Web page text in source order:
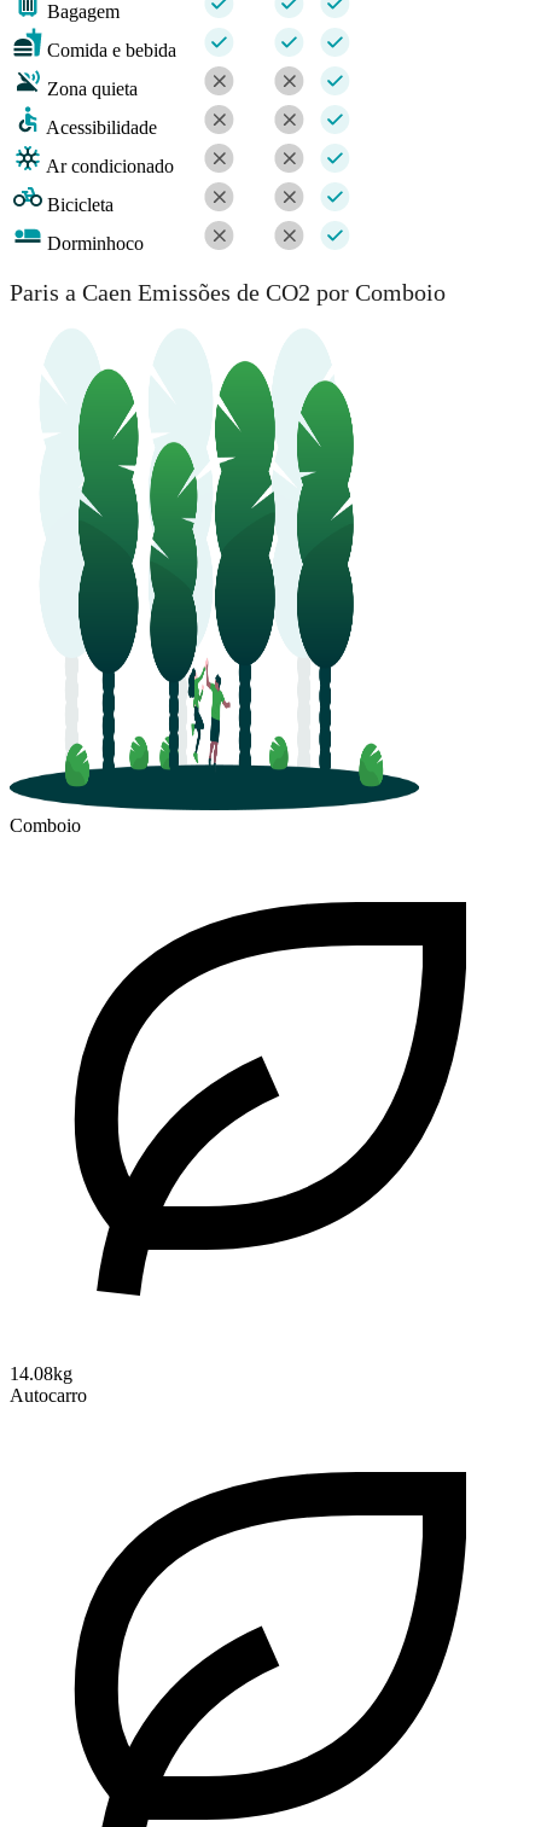
Bagagem
Comida e bebida
Zona quieta
Acessibilidade
Ar condicionado
Bicicleta
Dorminhoco
Paris a Caen Emissões de CO2 por Comboio
Comboio
14.08kg
Autocarro